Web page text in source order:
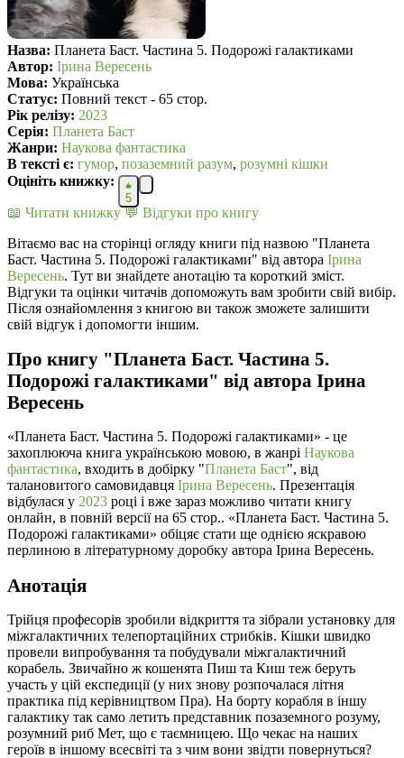
Назва: Планета Баст. Частина 5. Подорожі галактиками
Автор: Ірина Вересень
Мова: Українська
Статус: Повний текст - 65 стор.
Рік релізу: 2023
Серія: Планета Баст
Жанри: Наукова фантастика
В текcті є: гумор, позаземний разум, розумні кішки
Оцініть книжку:
5
📖 Читати книжку 💬 Відгуки про книгу
Вітаємо вас на сторінці огляду книги під назвою "Планета
Баст. Частина 5. Подорожі галактиками" від автора Ірина
Вересень. Тут ви знайдете анотацію та короткий зміст.
Відгуки та оцінки читачів допоможуть вам зробити свій вибір.
Після ознайомлення з книгою ви також зможете залишити
свій відгук і допомогти іншим.
Про книгу "Планета Баст. Частина 5.
Подорожі галактиками" від автора Ірина
Вересень
«Планета Баст. Частина 5. Подорожі галактиками» - це
захоплююча книга українською мовою, в жанрі Наукова
фантастика, входить в добірку "Планета Баст", від
талановитого самовидавця Ірина Вересень. Презентація
відбулася у 2023 році і вже зараз можливо читати книгу
онлайн, в повній версії на 65 стор.. «Планета Баст. Частина 5.
Подорожі галактиками» обіцяє стати ще однією яскравою
перлиною в літературному доробку автора Ірина Вересень.
Анотація
Трійця професорів зробили відкриття та зібрали установку для
міжгалактичних телепортаційних стрибків. Кішки швидко
провели випробування та побудували міжгалактичний
корабель. Звичайно ж кошенята Пиш та Киш теж беруть
участь у цій експедиції (у них знову розпочалася літня
практика під керівництвом Пра). На борту корабля в іншу
галактику так само летить представник позаземного розуму,
розумний риб Мет, що є таємницею. Що чекає на наших
героїв в іншому всесвіті та з чим вони звідти повернуться?